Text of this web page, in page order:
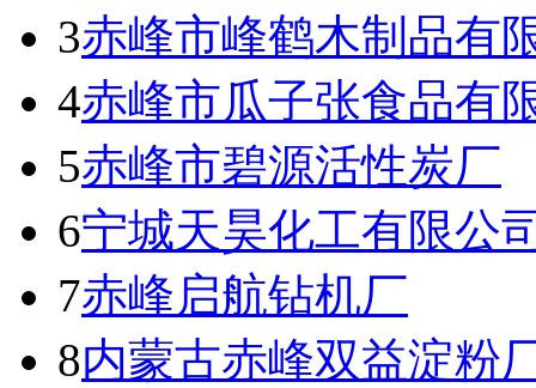
3赤峰市峰鹤木制品有
4赤峰市瓜子张食品有
5赤峰市碧源活性炭厂
6宁城天昊化工有限公
7赤峰启航钻机厂
8内蒙古赤峰双益淀粉